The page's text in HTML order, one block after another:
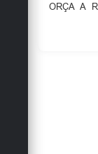
Agenda
ORÇA A